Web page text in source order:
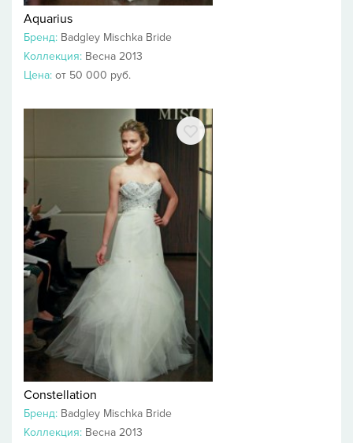
Aquarius
Бренд: Badgley Mischka Bride
Коллекция: Весна 2013
Цена: от 50 000 руб.
Constellation
Бренд: Badgley Mischka Bride
Коллекция: Весна 2013